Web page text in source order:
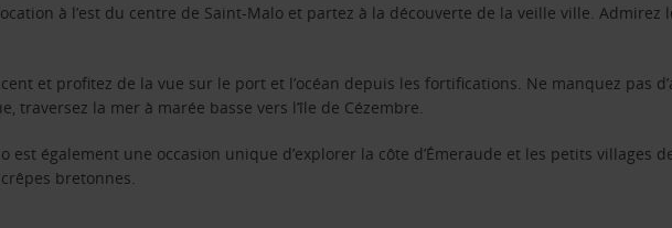
à l’est du centre de Saint-Malo et partez à la découverte de la veille ville.
et profitez de la vue sur le port et l’océan depuis les fortifications. Ne manquez pas
traversez la mer à marée basse vers l’île de Cézembre.
est également une occasion unique d’explorer la côte d’Émeraude et les petits villages
bretonnes.